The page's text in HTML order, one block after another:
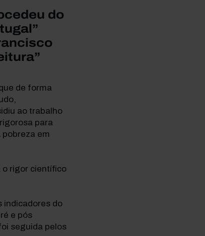
do
de forma
ao trabalho
para
em
o rigor científico
indicadores do
e pós
seguida pelos